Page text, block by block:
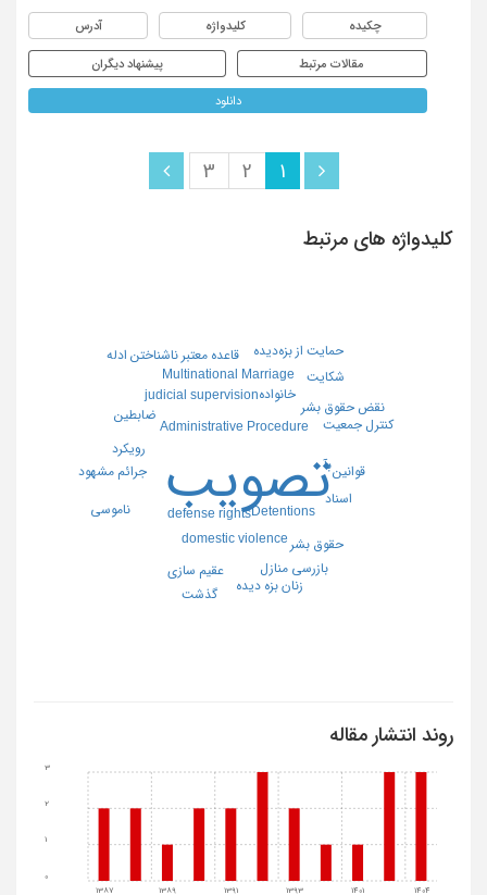
چکیده کلیدواژه آدرس
مقالات مرتبط پیشنهاد دیگران
دانلود
1
2
3
کلیدواژه های مرتبط
تصویب
Administrative Procedure
defense rightsDetentions
domestic violence
judicial supervision
Multinational Marriage
بازرسی منازل
خانواده
زنان بزه دیده
عقیم سازی
قاعده معتبر ناشناختن ادله
نقض حقوق بشر
کنترل جمعیت
اسناد
بآ جرائم مشهود
حقوق بشر
حمایت از بزه‌دیده
رویکرد
شکایت
ضابطین
قوانین
گذشت
ناموسی
روند انتشار مقاله
1387 1389 1391 1393 1401 1404
0
1
2
3